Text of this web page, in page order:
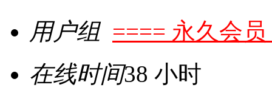
用户组 ==== 永久会员
在线时间38 小时